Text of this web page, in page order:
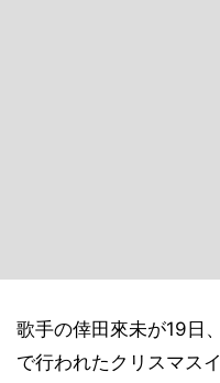
歌手の倖田來未が19日
で行われたクリスマス